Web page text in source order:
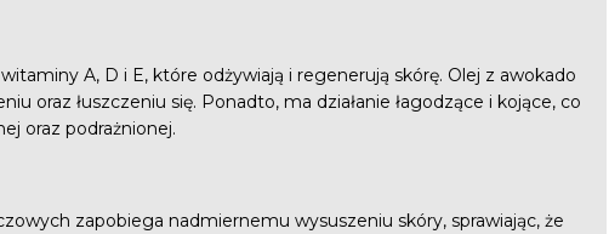
A, D i E, które odżywiają i regenerują skórę. Olej z awokado
oraz łuszczeniu się. Ponadto, ma działanie łagodzące i kojące, co
oraz podrażnionej.
zapobiega nadmiernemu wysuszeniu skóry, sprawiając, że